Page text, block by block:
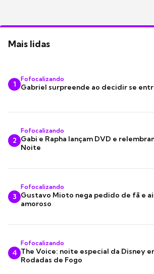
Mais lidas
1
Fofocalizando
Gabriel surpreende ao decidir se
2
Fofocalizando
Gabi e Rapha lançam DVD e
Noite
3
Fofocalizando
Gustavo Mioto nega pedido de fã e
amoroso
4
Fofocalizando
The Voice: noite especial da Disney
Rodadas de Fogo